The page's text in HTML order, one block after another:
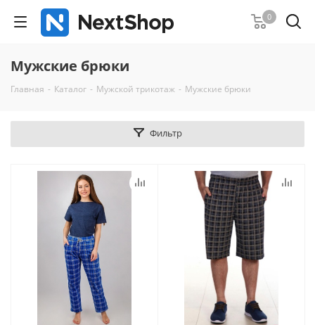
0
Мужские брюки
Главная - Каталог - Мужской трикотаж - Мужские брюки
Фильтр